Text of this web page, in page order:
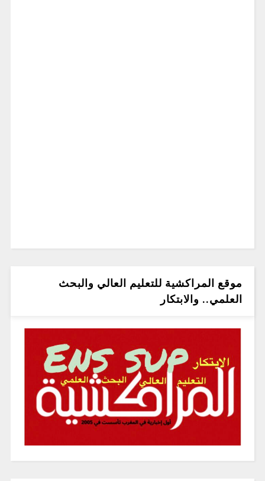
موقع المراكشية للتعليم العالي والبحث
العلمي.. والابتكار